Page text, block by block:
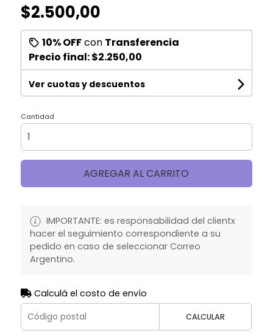
$2.500,00
10% OFFcon Transferencia
Precio final:$2.250,00
Ver cuotas y descuentos
Cantidad
AGREGAR AL CARRITO
IMPORTANTE: es responsabilidad del clientx
hacer el seguimiento correspondiente a su
pedido en caso de seleccionar Correo
Argentino.
Calculá el costo de envío
CALCULAR